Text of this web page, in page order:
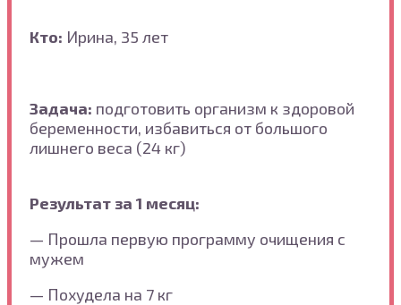
Кто: Ирина, 35 лет
Задача: подготовить организм к здоровой
беременности, избавиться от большого
лишнего веса (24 кг)
Результат за 1 месяц:
— Прошла первую программу очищения с
мужем
— Похудела на 7 кг